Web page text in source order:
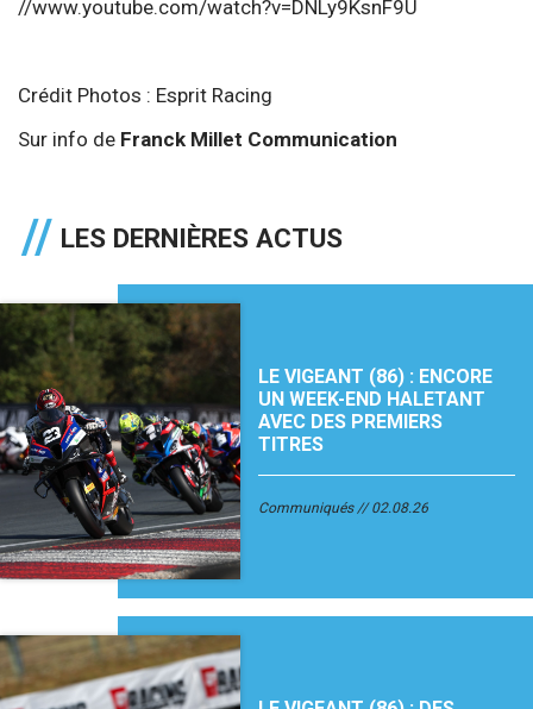
//www.youtube.com/watch?v=DNLy9KsnF9U
Crédit Photos : Esprit Racing
Sur info de Franck Millet Communication
LES DERNIÈRES ACTUS
LE VIGEANT (86) : ENCORE
UN WEEK-END HALETANT
AVEC DES PREMIERS
TITRES
Communiqués 02.08.26